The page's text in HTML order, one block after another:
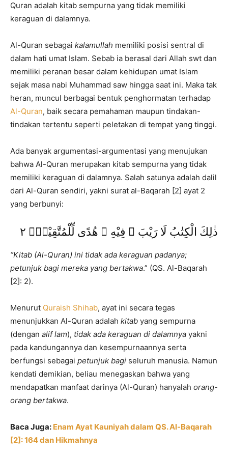
Quran adalah kitab sempurna yang tidak memiliki
keraguan di dalamnya.
Al-Quran sebagai kalamullah memiliki posisi sentral di
dalam hati umat Islam. Sebab ia berasal dari Allah swt dan
memiliki peranan besar dalam kehidupan umat Islam
sejak masa nabi Muhammad saw hingga saat ini. Maka tak
heran, muncul berbagai bentuk penghormatan terhadap
Al-Quran, baik secara pemahaman maupun tindakan-
tindakan tertentu seperti peletakan di tempat yang tinggi.
Ada banyak argumentasi-argumentasi yang menujukan
bahwa Al-Quran merupakan kitab sempurna yang tidak
memiliki keraguan di dalamnya. Salah satunya adalah dalil
dari Al-Quran sendiri, yakni surat al-Baqarah [2] ayat 2
yang berbunyi:
ذٰلِكَ الْكِتٰبُ لَا رَيْبَ ۛ فِيْهِ ۛ هُدًى لِّلْمُتَّقِيْنَۙ ٢
“Kitab (Al-Quran) ini tidak ada keraguan padanya;
petunjuk bagi mereka yang bertakwa.” (QS. Al-Baqarah
[2]: 2).
Menurut Quraish Shihab, ayat ini secara tegas
menunjukkan Al-Quran adalah kitab yang sempurna
(dengan alif lam), tidak ada keraguan di dalamnya yakni
pada kandungannya dan kesempurnaannya serta
berfungsi sebagai petunjuk bagi seluruh manusia. Namun
kendati demikian, beliau menegaskan bahwa yang
mendapatkan manfaat darinya (Al-Quran) hanyalah orang-
orang bertakwa.
Baca Juga: Enam Ayat Kauniyah dalam QS. Al-Baqarah
[2]: 164 dan Hikmahnya